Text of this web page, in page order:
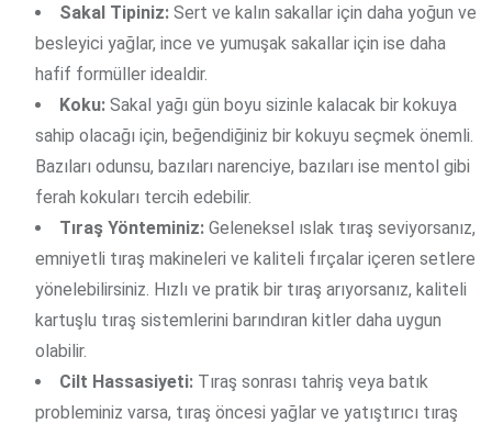
Sakal Tipiniz: Sert ve kalın sakallar için daha yoğun ve
besleyici yağlar, ince ve yumuşak sakallar için ise daha
hafif formüller idealdir.
Koku: Sakal yağı gün boyu sizinle kalacak bir kokuya
sahip olacağı için, beğendiğiniz bir kokuyu seçmek önemli.
Bazıları odunsu, bazıları narenciye, bazıları ise mentol gibi
ferah kokuları tercih edebilir.
Tıraş Yönteminiz: Geleneksel ıslak tıraş seviyorsanız,
emniyetli tıraş makineleri ve kaliteli fırçalar içeren setlere
yönelebilirsiniz. Hızlı ve pratik bir tıraş arıyorsanız, kaliteli
kartuşlu tıraş sistemlerini barındıran kitler daha uygun
olabilir.
Cilt Hassasiyeti: Tıraş sonrası tahriş veya batık
probleminiz varsa, tıraş öncesi yağlar ve yatıştırıcı tıraş